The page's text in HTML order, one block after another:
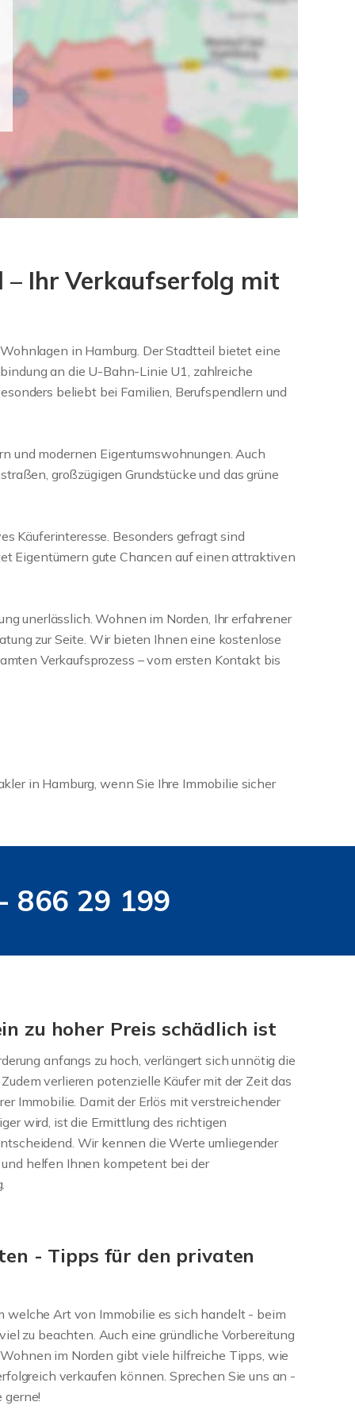
– Ihr Verkaufserfolg mit
in Hamburg. Der Stadtteil bietet eine
an die U-Bahn-Linie U1, zahlreiche
beliebt bei Familien, Berufspendlern und
und modernen Eigentumswohnungen. Auch
großzügigen Grundstücke und das grüne
Käuferinteresse. Besonders gefragt sind
Eigentümern gute Chancen auf einen attraktiven
unerlässlich. Wohnen im Norden, Ihr erfahrener
zur Seite. Wir bieten Ihnen eine kostenlose
Verkaufsprozess – vom ersten Kontakt bis
in Hamburg, wenn Sie Ihre Immobilie sicher
866 29 199
zu hoher Preis schädlich ist
anfangs zu hoch, verlängert sich unnötig die
Zudem verlieren potenzielle Käufer mit der Zeit das
Immobilie. Damit der Erlös mit verstreichender
wird, ist die Ermittlung des richtigen
Wir kennen die Werte umliegender
helfen Ihnen kompetent bei der
- Tipps für den privaten
welche Art von Immobilie es sich handelt - beim
zu beachten. Auch eine gründliche Vorbereitung
im Norden gibt viele hilfreiche Tipps, wie
verkaufen können. Sprechen Sie uns an -
gerne!